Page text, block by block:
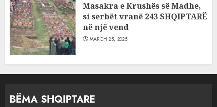
Masakra e Krushës së Madhe,
si serbët vranë 243 SHQIPTARË
në një vend
MARCH 25, 2025
BËMA SHQIPTARE